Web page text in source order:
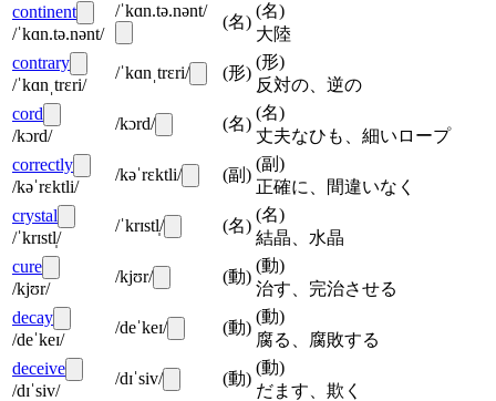
continent
/ˈkɑn.tə.nənt/
/ˈkɑn.tə.nənt/
(名)
(名)
大陸
contrary
/ˈkɑnˌtrɛri/
/ˈkɑnˌtrɛri/ (形)
(形)
反対の、逆の
cord
/kɔrd/
/kɔrd/ (名)
(名)
丈夫なひも、細いロープ
correctly
/kəˈrɛktli/
/kəˈrɛktli/ (副 )
(副 )
正確に、間違いなく
crystal
/ˈkrɪstl̩/
/ˈkrɪstl̩/ (名)
(名)
結晶、水晶
cure
/kjʊr/
/kjʊr/ (動)
(動)
治す、完治させる
decay
/deˈkeɪ/
/deˈkeɪ/ (動)
(動)
腐る、腐敗する
deceive
/dɪˈsiv/
/dɪˈsiv/ (動)
(動)
だます、欺く